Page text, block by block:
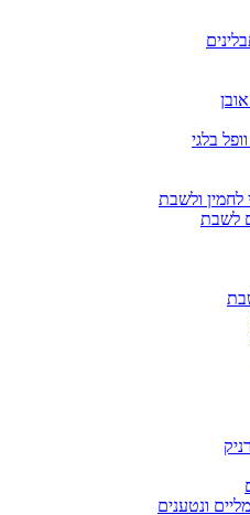
בלגי
לחמין ולשבת
לשבת
ונטענים